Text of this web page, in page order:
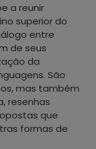
a reunir
superior do
entre
de seus
da
São
mas também
resenhas
que
formas de